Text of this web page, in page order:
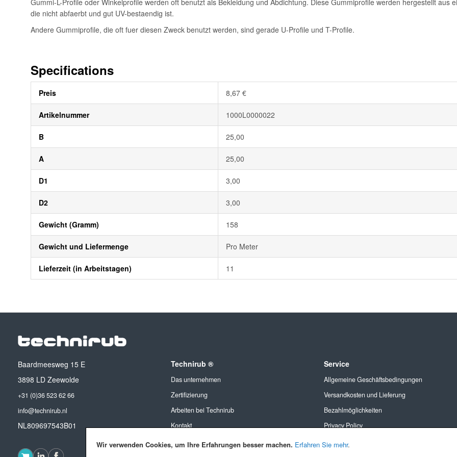
Wir verwenden Cookies, um Ihre Erfahrungen besser machen. Erfahren Sie mehr.
Gummi-L-Profile oder Winkelprofile werden oft benutzt als Bekleidung und Abdichtung. Diese Gummiprofile werden hergestellt aus
die nicht abfaerbt und gut UV-bestaendig ist.
Andere Gummiprofile, die oft fuer diesen Zweck benutzt werden, sind gerade U-Profile und T-Profile.
Specifications
Informationen
Preis 8,67 €
Artikelnummer 1000L0000022
B 25,00
A 25,00
D1 3,00
D2 3,00
Gewicht (Gramm) 158
Gewicht und Liefermenge Pro Meter
Lieferzeit (in Arbeitstagen) 11
Baardmeesweg 15 E
3898 LD Zeewolde
+31 (0)36 523 62 66
info@technirub.nl
NL809697543B01
Technirub ®
Das unternehmen
Zertifizierung
Arbeiten bei Technirub
Kontakt
Service
Allgemeine Geschäftsbedingungen
Versandkosten und Lieferung
Bezahlmöglichkeiten
Privacy Policy
Cookies